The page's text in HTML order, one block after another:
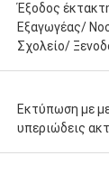
Έξοδος
Εξαγωγέας/
Σχολείο/
Εκτύπωση με
υπεριώδεις